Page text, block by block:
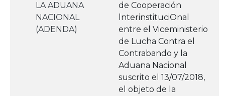
LA ADUANA
NACIONAL
(ADENDA)
de Cooperación
lnterinstituciOnal
entre el Viceministerio
de Lucha Contra el
Contrabando y la
Aduana Nacional
suscrito el 13/07/2018,
el objeto de la